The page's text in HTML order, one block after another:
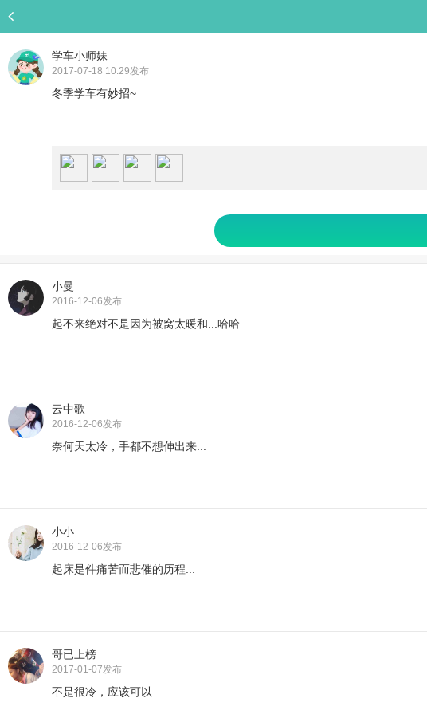
学车小师妹
2017-07-18 10:29发布
冬季学车有妙招~
小曼
2016-12-06发布
起不来绝对不是因为被窝太暖和...哈哈
云中歌
2016-12-06发布
奈何天太冷，手都不想伸出来...
小小
2016-12-06发布
起床是件痛苦而悲催的历程...
哥已上榜
2017-01-07发布
不是很冷，应该可以